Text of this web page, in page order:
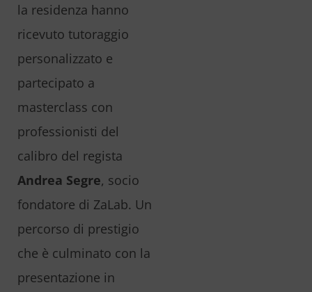
la residenza hanno
ricevuto tutoraggio
personalizzato e
partecipato a
masterclass con
professionisti del
calibro del regista
Andrea Segre, socio
fondatore di ZaLab. Un
percorso di prestigio
che è culminato con la
presentazione in